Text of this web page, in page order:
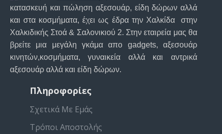
κατασκευή και πώληση αξεσουάρ, είδη δώρων αλλά
και στα κοσμήματα, έχει ως έδρα την Χαλκίδα στην
Χαλκιδικής Στοά & Σαλονικιού 2. Στην εταιρεία μας θα
βρείτε μια μεγάλη γκάμα απο gadgets, αξεσουάρ
κινητών,κοσμήματα, γυναικεία αλλά και αντρικά
αξεσουάρ αλλά και είδη δώρων.
Πληροφορίες
Σχετικά Με Εμάς
Τρόποι Αποστολής